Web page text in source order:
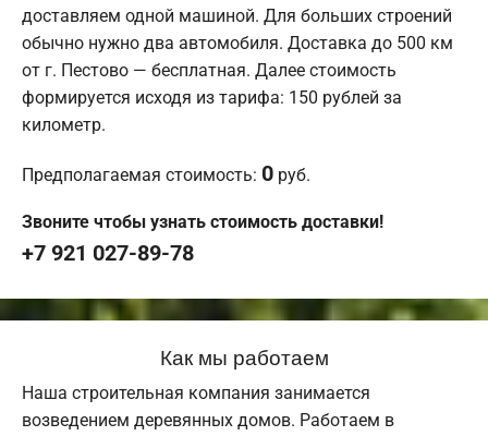
доставляем одной машиной. Для больших строений
обычно нужно два автомобиля. Доставка до 500 км
от г. Пестово — бесплатная. Далее стоимость
формируется исходя из тарифа: 150 рублей за
километр.
Предполагаемая стоимость: 0 руб.
Звоните чтобы узнать стоимость доставки!
+7 921 027-89-78
Как мы работаем
Наша строительная компания занимается
возведением деревянных домов. Работаем в